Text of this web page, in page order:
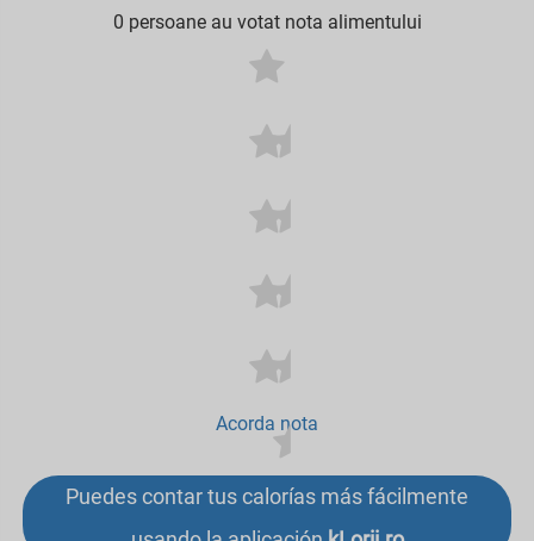
0 persoane au votat nota alimentului
Acorda nota
Puedes contar tus calorías más fácilmente